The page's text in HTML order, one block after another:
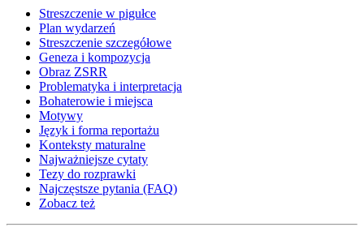
Streszczenie w pigułce
Plan wydarzeń
Streszczenie szczegółowe
Geneza i kompozycja
Obraz ZSRR
Problematyka i interpretacja
Bohaterowie i miejsca
Motywy
Język i forma reportażu
Konteksty maturalne
Najważniejsze cytaty
Tezy do rozprawki
Najczęstsze pytania (FAQ)
Zobacz też